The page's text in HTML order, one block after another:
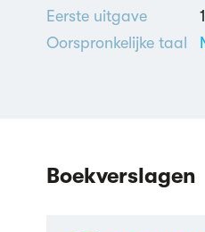
Eerste uitgave
Oorspronkelijke taal
Boekverslagen